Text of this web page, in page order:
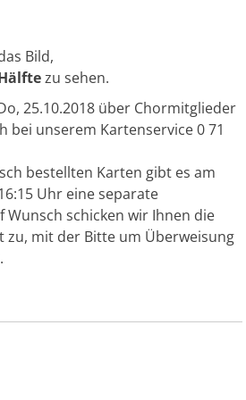
Bild,
zu sehen.
25.10.2018 über Chormitglieder
bei unserem Kartenservice 0 71
bestellten Karten gibt es am
Uhr eine separate
Wunsch schicken wir Ihnen die
zu, mit der Bitte um Überweisung